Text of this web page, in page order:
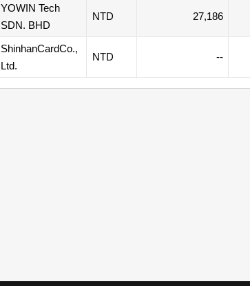
YOWIN Tech
SDN. BHD
NTD 27,186
ShinhanCardCo.,
Ltd.
NTD --